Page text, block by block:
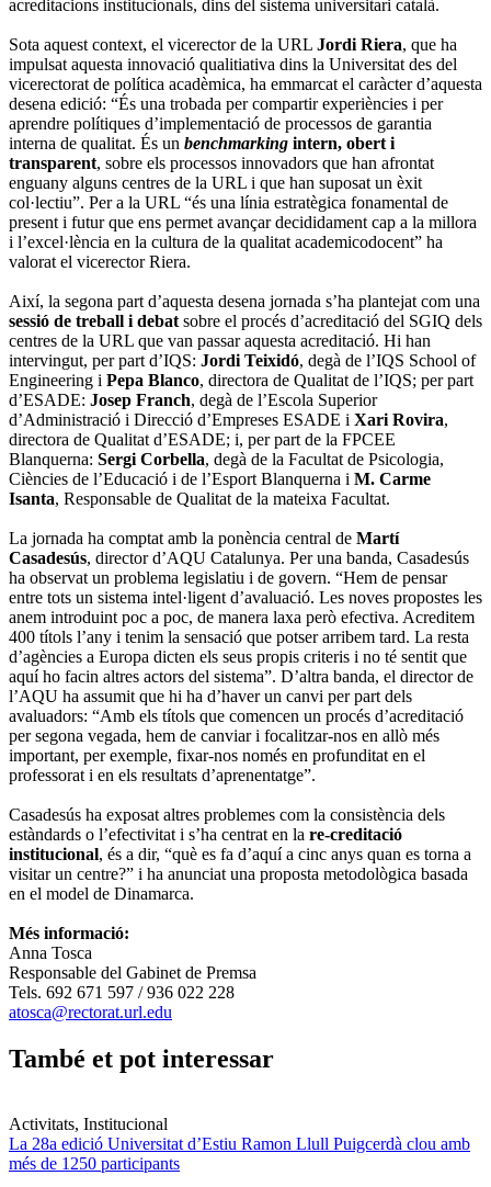
acreditacions institucionals, dins del sistema universitari català.
Sota aquest context, el vicerector de la URL Jordi Riera, que ha
impulsat aquesta innovació qualitiativa dins la Universitat des del
vicerectorat de política acadèmica, ha emmarcat el caràcter d’aquesta
desena edició: “És una trobada per compartir experiències i per
aprendre polítiques d’implementació de processos de garantia
interna de qualitat. És un benchmarking intern, obert i
transparent, sobre els processos innovadors que han afrontat
enguany alguns centres de la URL i que han suposat un èxit
col·lectiu”. Per a la URL “és una línia estratègica fonamental de
present i futur que ens permet avançar decididament cap a la millora
i l’excel·lència en la cultura de la qualitat academicodocent” ha
valorat el vicerector Riera.
Així, la segona part d’aquesta desena jornada s’ha plantejat com una
sessió de treball i debat sobre el procés d’acreditació del SGIQ dels
centres de la URL que van passar aquesta acreditació. Hi han
intervingut, per part d’IQS: Jordi Teixidó, degà de l’IQS School of
Engineering i Pepa Blanco, directora de Qualitat de l’IQS; per part
d’ESADE: Josep Franch, degà de l’Escola Superior
d’Administració i Direcció d’Empreses ESADE i Xari Rovira,
directora de Qualitat d’ESADE; i, per part de la FPCEE
Blanquerna: Sergi Corbella, degà de la Facultat de Psicologia,
Ciències de l’Educació i de l’Esport Blanquerna i M. Carme
Isanta, Responsable de Qualitat de la mateixa Facultat.
La jornada ha comptat amb la ponència central de Martí
Casadesús, director d’AQU Catalunya. Per una banda, Casadesús
ha observat un problema legislatiu i de govern. “Hem de pensar
entre tots un sistema intel·ligent d’avaluació. Les noves propostes les
anem introduint poc a poc, de manera laxa però efectiva. Acreditem
400 títols l’any i tenim la sensació que potser arribem tard. La resta
d’agències a Europa dicten els seus propis criteris i no té sentit que
aquí ho facin altres actors del sistema”. D’altra banda, el director de
l’AQU ha assumit que hi ha d’haver un canvi per part dels
avaluadors: “Amb els títols que comencen un procés d’acreditació
per segona vegada, hem de canviar i focalitzar-nos en allò més
important, per exemple, fixar-nos només en profunditat en el
professorat i en els resultats d’aprenentatge”.
Casadesús ha exposat altres problemes com la consistència dels
estàndards o l’efectivitat i s’ha centrat en la re-creditació
institucional, és a dir, “què es fa d’aquí a cinc anys quan es torna a
visitar un centre?” i ha anunciat una proposta metodològica basada
en el model de Dinamarca.
Més informació:
Anna Tosca
Responsable del Gabinet de Premsa
Tels. 692 671 597 / 936 022 228
atosca@rectorat.url.edu
També et pot interessar
Activitats, Institucional
La 28a edició Universitat d’Estiu Ramon Llull Puigcerdà clou amb
més de 1250 participants